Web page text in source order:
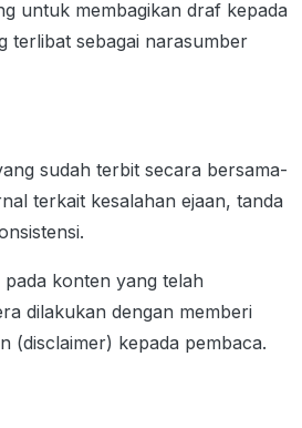
untuk membagikan draf kepada
terlibat sebagai narasumber
sudah terbit secara bersama-
terkait kesalahan ejaan, tanda
konten yang telah
dilakukan dengan memberi
(disclaimer) kepada pembaca.